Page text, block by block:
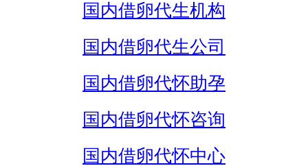
国内借卵代生机构
国内借卵代生公司
国内借卵代怀助孕
国内借卵代怀咨询
国内借卵代怀中心